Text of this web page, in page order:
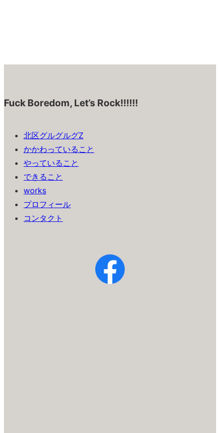
Fuck Boredom, Let’s Rock!!!!!!
北区グルグルグZ
かかわっていること
やっていること
できること
works
プロフィール
コンタクト